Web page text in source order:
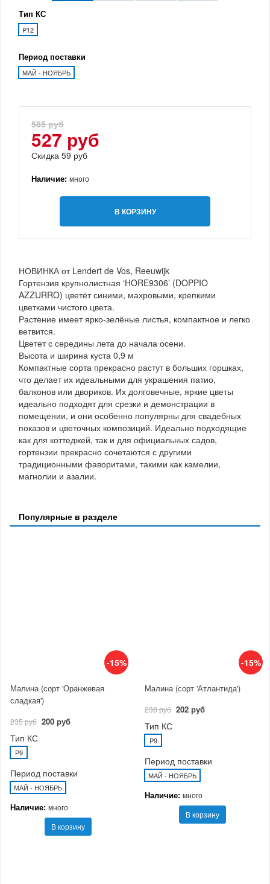
Тип КС
P12
Период поставки
МАЙ - НОЯБРЬ
585 руб
527 руб
Скидка 59 руб
Наличие: много
В КОРЗИНУ
НОВИНКА от Lendert de Vos, Reeuwijk
Гортензия крупнолистная ‘HORE9306’ (DOPPIO
AZZURRO) цветёт синими, махровыми, крепкими
цветками чистого цвета.
Растение имеет ярко-зелёные листья, компактное и легко
ветвится.
Цветет с середины лета до начала осени.
Высота и ширина куста 0,9 м
Компактные сорта прекрасно растут в больших горшках,
что делает их идеальными для украшения патио,
балконов или двориков. Их долговечные, яркие цветы
идеально подходят для срезки и демонстрации в
помещении, и они особенно популярны для свадебных
показов и цветочных композиций. Идеально подходящие
как для коттеджей, так и для официальных садов,
гортензии прекрасно сочетаются с другими
традиционными фаворитами, такими как камелии,
магнолии и азалии.
Популярные в разделе
-15%
Малина (сорт 'Оранжевая
сладкая')
235 руб 200 руб
Тип КС
P9
Период поставки
МАЙ - НОЯБРЬ
Наличие: много
В корзину
-15%
Малина (сорт 'Атлантида')
238 руб 202 руб
Тип КС
P9
Период поставки
МАЙ - НОЯБРЬ
Наличие: много
В корзину